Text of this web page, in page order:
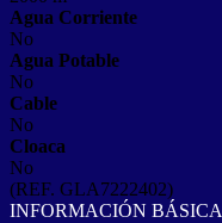
Agua Corriente
No
Agua Potable
No
Cable
No
Cloaca
No
(REF. GLA7222402)
INFORMACIÓN BÁSICA